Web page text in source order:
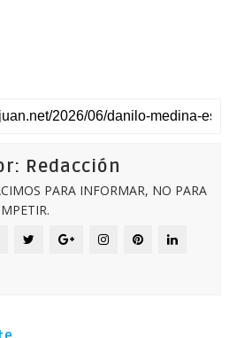
Redacción
PARA INFORMAR, NO PARA